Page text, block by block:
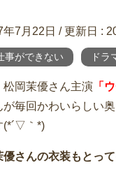
年7月22日 / 更新日 :
事ができない ドラ
松岡茉優さん主演 「
が毎回かわいらしい
(*´▽｀*)
優さんの衣装もとっ